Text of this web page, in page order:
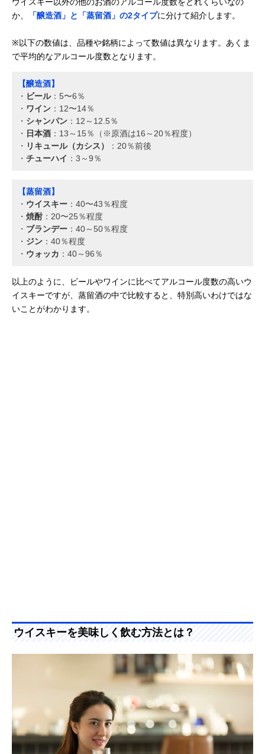
か、
「醸造酒」と「蒸留酒」の2タイプに分けて紹介します。
※以下の数値は、品種や銘柄によって数値は異なります。あくま
で平均的なアルコール度数となります。
【醸造酒】
・ ビール：5〜6％
・ ワイン ：12〜14％
・ シャンパン ：12～12.5％
・ 日本酒 ：13～15％（※原酒は16～20％程度）
・ リキュール（カシス）
：20％前後
・ チューハイ ：3～9％
【蒸留酒】
・ ウイスキー ：40〜43％程度
・ 焼酎：20〜25％程度
・ ブランデー ：40～50％程度
・ ジン ：40％程度
・ ウォッカ ：40～96％
以上のように、ビールやワインに比べてアルコール度数の高いウ
イスキーですが、蒸留酒の中で比較すると、特別高いわけではな
いことがわかります。
ウイスキーを美味しく飲む方法とは？